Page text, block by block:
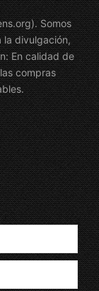
Somos
la divulgación,
En calidad de
compras